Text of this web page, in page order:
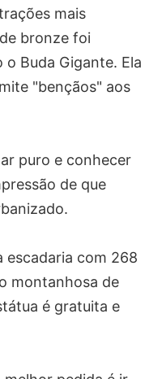
mais
bronze foi
Buda Gigante. Ela
"bençãos" aos
puro e conhecer
de que
escadaria com 268
montanhosa de
é gratuita e